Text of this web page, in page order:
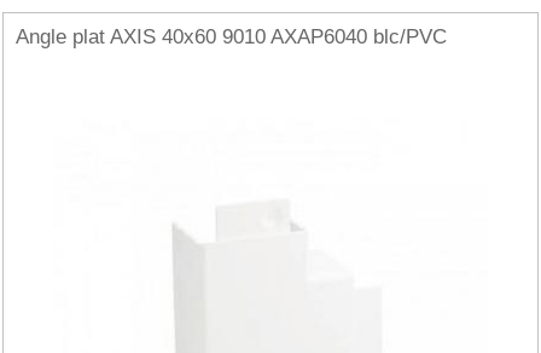
Angle plat AXIS 40x60 9010 AXAP6040 blc/PVC